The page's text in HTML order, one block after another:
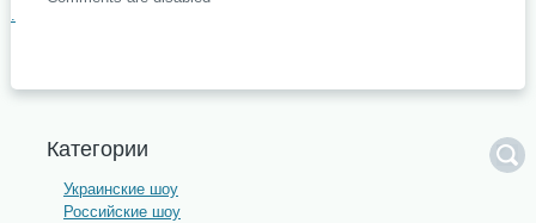
.
Категории
Украинские шоу
Российские шоу